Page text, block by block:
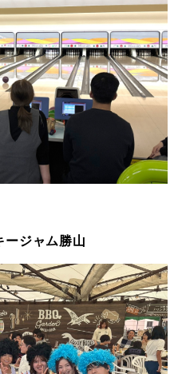
ージャム勝山